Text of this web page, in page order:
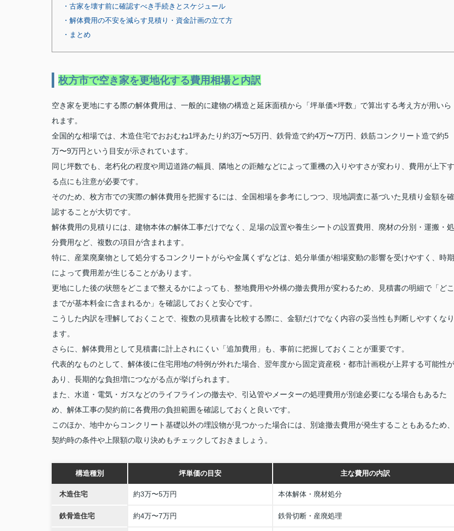
・古家を壊す前に確認すべき手続きとスケジュール
・解体費用の不安を減らす見積り・資金計画の立て方
・まとめ
枚方市で空き家を更地化する費用相場と内訳
空き家を更地にする際の解体費用は、一般的に建物の構造と延床面積から「坪単価×坪数」で算出する考え方が用いら
れます。
全国的な相場では、木造住宅でおおむね1坪あたり約3万〜5万円、鉄骨造で約4万〜7万円、鉄筋コンクリート造で約5
万〜9万円という目安が示されています。
同じ坪数でも、老朽化の程度や周辺道路の幅員、隣地との距離などによって重機の入りやすさが変わり、費用が上下す
る点にも注意が必要です。
そのため、枚方市での実際の解体費用を把握するには、全国相場を参考にしつつ、現地調査に基づいた見積り金額を確
認することが大切です。
解体費用の見積りには、建物本体の解体工事だけでなく、足場の設置や養生シートの設置費用、廃材の分別・運搬・処
分費用など、複数の項目が含まれます。
特に、産業廃棄物として処分するコンクリートがらや金属くずなどは、処分単価が相場変動の影響を受けやすく、時期
によって費用差が生じることがあります。
更地にした後の状態をどこまで整えるかによっても、整地費用や外構の撤去費用が変わるため、見積書の明細で「どこ
までが基本料金に含まれるか」を確認しておくと安心です。
こうした内訳を理解しておくことで、複数の見積書を比較する際に、金額だけでなく内容の妥当性も判断しやすくなり
ます。
さらに、解体費用として見積書に計上されにくい「追加費用」も、事前に把握しておくことが重要です。
代表的なものとして、解体後に住宅用地の特例が外れた場合、翌年度から固定資産税・都市計画税が上昇する可能性が
あり、長期的な負担増につながる点が挙げられます。
また、水道・電気・ガスなどのライフラインの撤去や、引込管やメーターの処理費用が別途必要になる場合もあるた
め、解体工事の契約前に各費用の負担範囲を確認しておくと良いです。
このほか、地中からコンクリート基礎以外の埋設物が見つかった場合には、別途撤去費用が発生することもあるため、
契約時の条件や上限額の取り決めもチェックしておきましょう。
構造種別 坪単価の目安 主な費用の内訳
木造住宅 約3万〜5万円 本体解体・廃材処分
鉄骨造住宅 約4万〜7万円 鉄骨切断・産廃処理